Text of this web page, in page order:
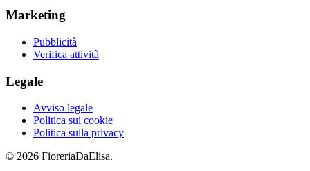
Marketing
Pubblicità
Verifica attività
Legale
Avviso legale
Politica sui cookie
Politica sulla privacy
© 2026 FioreriaDaElisa.